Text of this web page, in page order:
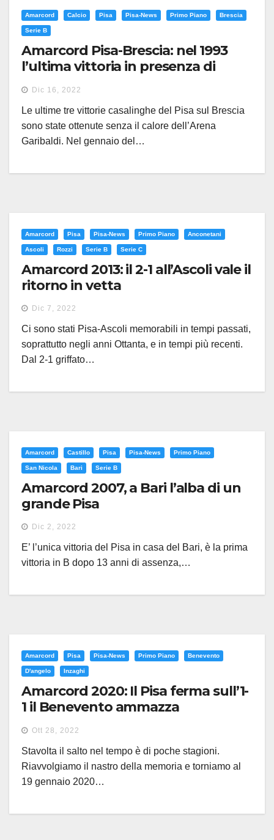
Amarcord Calcio Pisa Pisa-News Primo Piano Brescia
Serie B
Amarcord Pisa-Brescia: nel 1993
l’ultima vittoria in presenza di
pubblico all’Arena con le
rondinelle
Dic 16, 2022
Le ultime tre vittorie casalinghe del Pisa sul Brescia
sono state ottenute senza il calore dell’Arena
Garibaldi. Nel gennaio del…
Amarcord Pisa Pisa-News Primo Piano Anconetani
Ascoli Rozzi Serie B Serie C
Amarcord 2013: il 2-1 all’Ascoli vale il
ritorno in vetta
Dic 7, 2022
Ci sono stati Pisa-Ascoli memorabili in tempi passati,
soprattutto negli anni Ottanta, e in tempi più recenti.
Dal 2-1 griffato…
Amarcord Castillo Pisa Pisa-News Primo Piano
San Nicola Bari Serie B
Amarcord 2007, a Bari l’alba di un
grande Pisa
Dic 2, 2022
E’ l’unica vittoria del Pisa in casa del Bari, è la prima
vittoria in B dopo 13 anni di assenza,…
Amarcord Pisa Pisa-News Primo Piano Benevento
D'angelo Inzaghi
Amarcord 2020: Il Pisa ferma sull’1-
1 il Benevento ammazza
campionato
Ott 28, 2022
Stavolta il salto nel tempo è di poche stagioni.
Riavvolgiamo il nastro della memoria e torniamo al
19 gennaio 2020…